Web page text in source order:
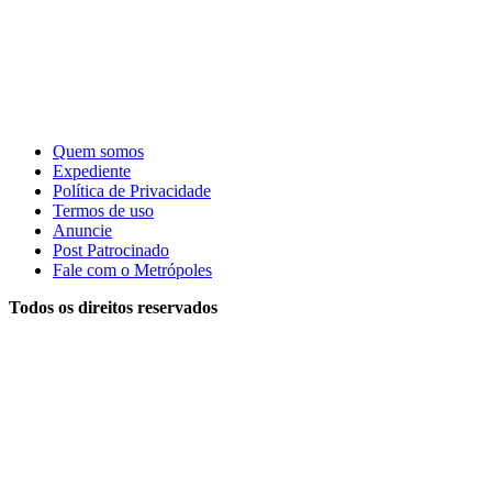
Quem somos
Expediente
Política de Privacidade
Termos de uso
Anuncie
Post Patrocinado
Fale com o Metrópoles
Todos os direitos reservados